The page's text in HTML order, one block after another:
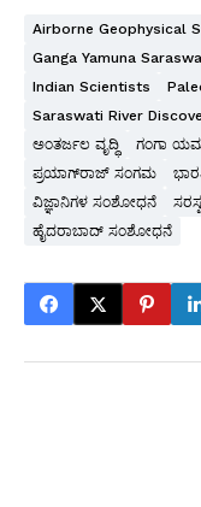
Airborne Geophysical
Ganga Yamuna
Indian Scientists
Saraswati River
ಅಂತರ್ಜಲ ವೃದ್ಧಿ
ಗಂಗಾ
ಪ್ರಯಾಗ್‌ರಾಜ್ ಸಂಗಮ
ವಿಜ್ಞಾನಿಗಳ ಸಂಶೋಧನೆ
ಹೈದರಾಬಾದ್ ಸಂಶೋಧನೆ